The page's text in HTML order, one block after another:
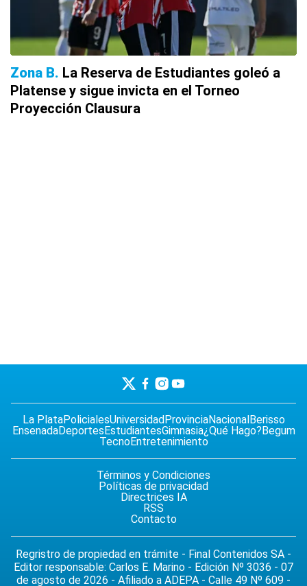
Zona B
La Reserva de Estudiantes goleó a
Platense y sigue invicta en el Torneo
Proyección Clausura
La PlataPolicialesUniversidad ProvinciaNacional Berisso
EnsenadaDeportes EstudiantesGimnasia¿Qué Hago? Begum
TecnoEntretenimiento
Términos y Condiciones
Políticas de privacidad
Directrices IA
RSS
Contacto
Regristro de propiedad en trámite - Final Contenidos SA -
Editor responsable: Carlos E. Marino - Edición Nº 3036 - 07
de agosto de 2026 - Afiliado a ADEPA - Calle 49 Nº 609 -